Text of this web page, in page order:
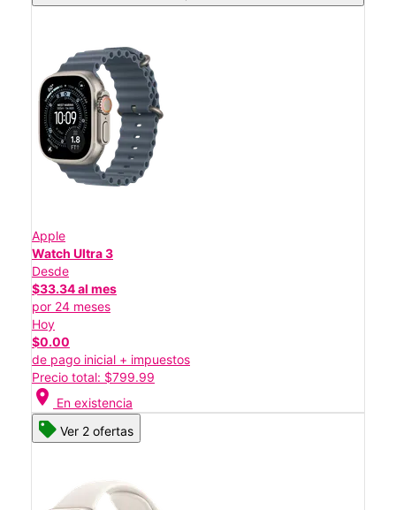
Apple
Watch Ultra 3
Desde
$33.34 al mes
por 24 meses
Hoy
$0.00
de pago inicial + impuestos
Precio total: $799.99
location_on En existencia
Ver 2 ofertas